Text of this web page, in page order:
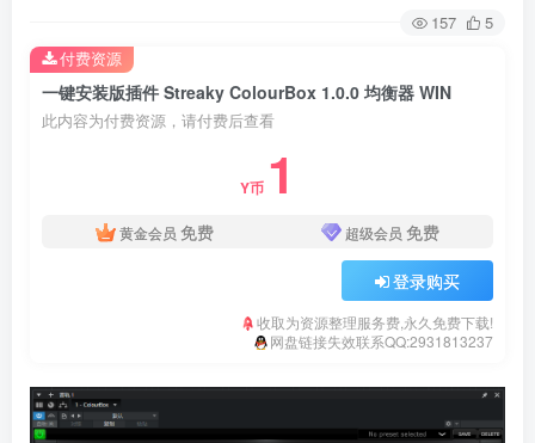
157 5
一键安装版插件 Streaky ColourBox 1.0.0 均衡器 WIN
此内容为付费资源，请付费后查看
Y币 1
黄金会员 免费 超级会员 免费
登录购买
收取为资源整理服务费,永久免费下载!
网盘链接失效联系QQ:2931813237
付费资源